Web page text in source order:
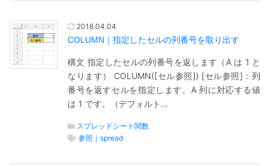
2018.04.04
COLUMN｜指定したセルの列番号を取り出す
構文 指定したセルの列番号を返します（A は 1 と
なります） COLUMN([セル参照]) [セル参照]：列
番号を返すセルを指定します。A 列に対応する値
は 1 です。（デフォルト…
スプレッドシート関数
参照｜spread